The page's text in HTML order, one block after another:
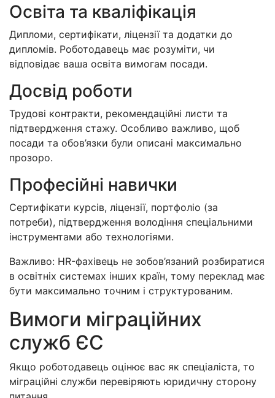
Освіта та кваліфікація
Дипломи, сертифікати, ліцензії та додатки до
дипломів. Роботодавець має розуміти, чи
відповідає ваша освіта вимогам посади.
Досвід роботи
Трудові контракти, рекомендаційні листи та
підтвердження стажу. Особливо важливо, щоб
посади та обов’язки були описані максимально
прозоро.
Професійні навички
Сертифікати курсів, ліцензії, портфоліо (за
потреби), підтвердження володіння спеціальними
інструментами або технологіями.
Важливо: HR-фахівець не зобов’язаний розбиратися
в освітніх системах інших країн, тому переклад має
бути максимально точним і структурованим.
Вимоги міграційних
служб ЄС
Якщо роботодавець оцінює вас як спеціаліста, то
міграційні служби перевіряють юридичну сторону